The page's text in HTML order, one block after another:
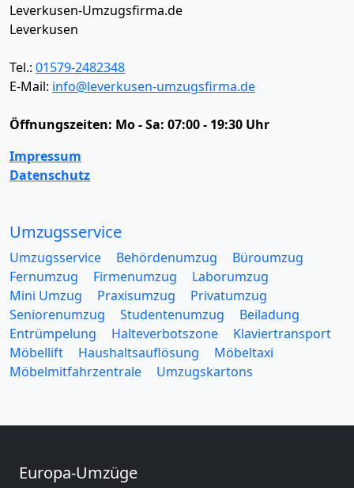
Leverkusen-Umzugsfirma.de
Leverkusen
Tel.: 01579-2482348
E-Mail: info@leverkusen-umzugsfirma.de
Öffnungszeiten: Mo - Sa: 07:00 - 19:30 Uhr
Impressum
Datenschutz
Umzugsservice
Umzugsservice Behördenumzug
Büroumzug
Fernumzug
Firmenumzug
Laborumzug
Mini Umzug
Praxisumzug
Privatumzug
Seniorenumzug
Studentenumzug
Beiladung
Entrümpelung
Halteverbotszone
Klaviertransport
Möbellift
Haushaltsauflösung
Möbeltaxi
Möbelmitfahrzentrale
Umzugskartons
Europa-Umzüge